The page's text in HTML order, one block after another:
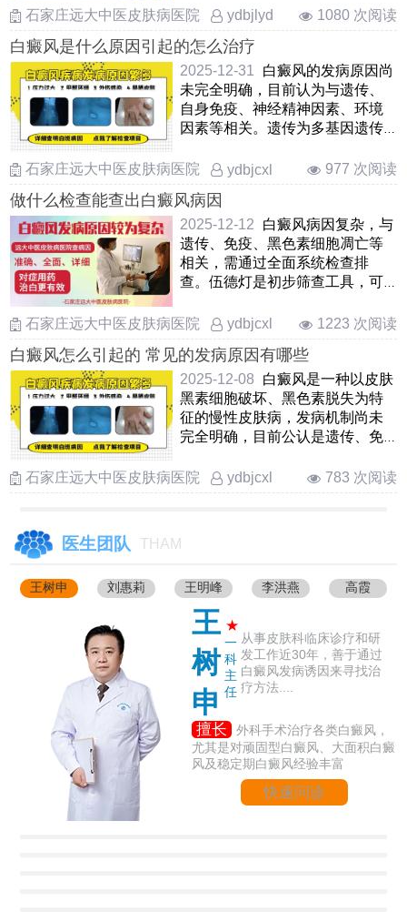
石家庄远大中医皮肤病医院
ydbjlyd 1080 次阅读
白癜风是什么原因引起的怎么治疗
2025-12-31
白癜风的发病原因尚
未完全明确，目前认为与遗传、
自身免疫、神经精神因素、环境
因素等相关。遗传为多基因遗传
石家庄远大中医皮肤病医院
ydbjcxl 977 次阅读
做什么检查能查出白癜风病因
2025-12-12
白癜风病因复杂，与
遗传、免疫、黑色素细胞凋亡等
相关，需通过全面系统检查排
查。伍德灯是初步筛查工具，可
……
石家庄远大中医皮肤病医院 ydbjcxl 1223 次阅读
白癜风怎么引起的 常见的发病原因有哪些
2025-12-08
白癜风是一种以皮肤
黑素细胞破坏、黑色素脱失为特
征的慢性皮肤病，发病机制尚未
完全明确，目前公认是遗传、免
石家庄远大中医皮肤病医院
ydbjcxl 783 次阅读
医生团队 THAM
王树申 刘惠莉 王明峰 李洪燕 高霞
王
树
申
★
一
科
主
任
从事皮肤科临床诊疗和研
发工作近30年，善于通过
白癜风发病诱因来寻找治
疗方法....
擅长
外科手术治疗各类白癜风，
尤其是对顽固型白癜风、大面积白癜
风及稳定期白癜风经验丰富
快速问诊